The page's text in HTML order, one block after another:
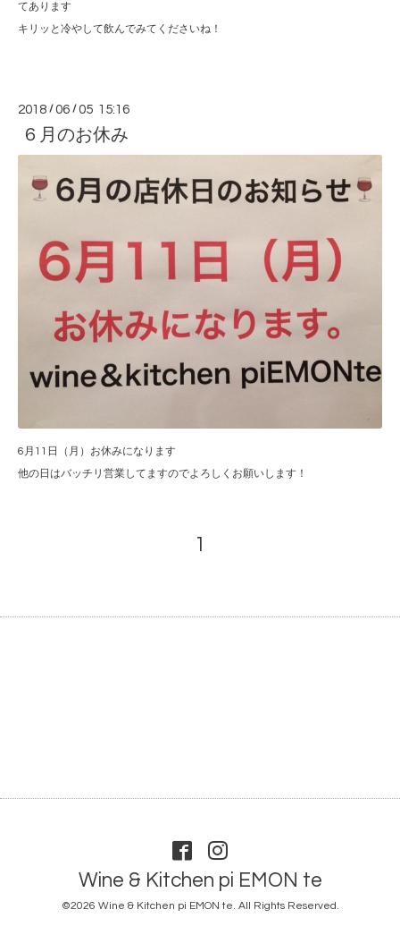
てあります
キリッと冷やして飲んでみてくださいね！
2018 /06 /05 15:16
６月のお休み
6月11日（月）お休みになります
他の日はバッチリ営業してますのでよろしくお願いします！
1
Wine & Kitchen pi EMON te
©2026 Wine & Kitchen pi EMON te. All Rights Reserved.